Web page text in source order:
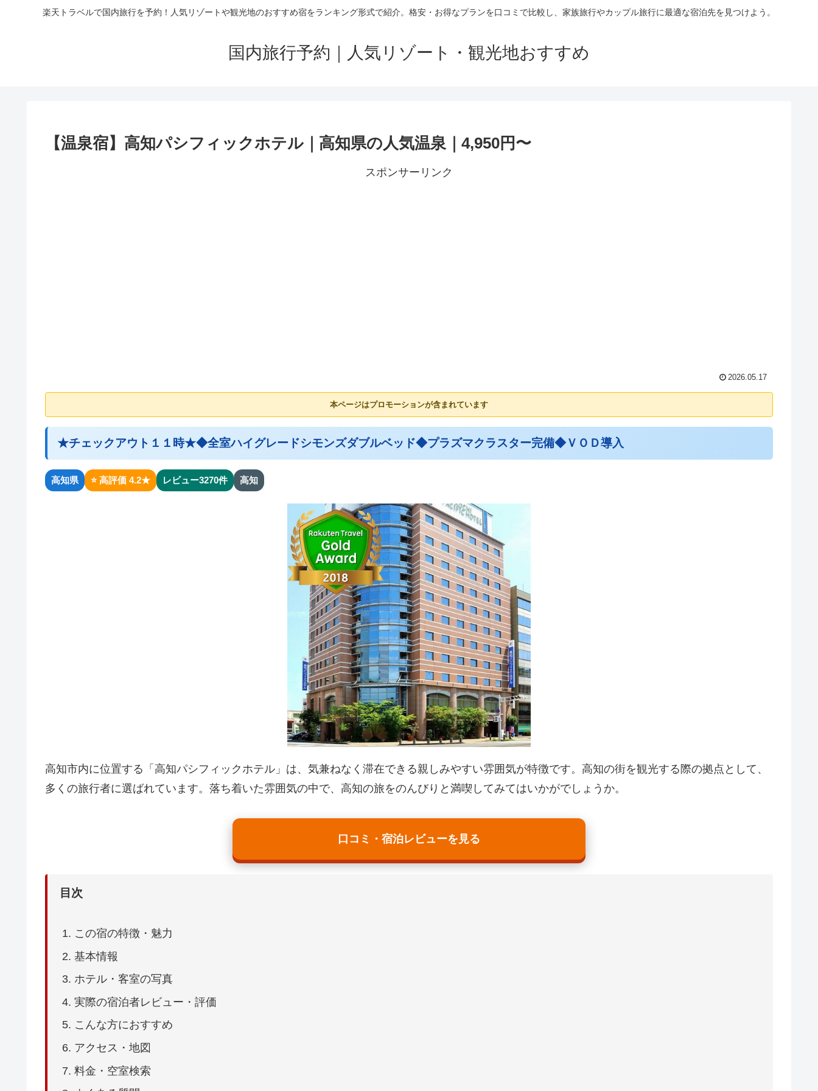
楽天トラベルで国内旅行を予約！人気リゾートや観光地のおすすめ宿をランキング形式で紹介。格安・お得なプランを口コミで比較し、家族旅行やカップル旅行に最適な宿泊先を見つけよう。
国内旅行予約｜人気リゾート・観光地おすすめ
【温泉宿】高知パシフィックホテル｜高知県の人気温泉｜4,950円〜
スポンサーリンク
2026.05.17
本ページはプロモーションが含まれています
★チェックアウト１１時★◆全室ハイグレードシモンズダブルベッド◆プラズマクラスター完備◆ＶＯＤ導入
高知県 ⭐ 高評価 4.2★ レビュー3270件 高知
高知市内に位置する「高知パシフィックホテル」は、気兼ねなく滞在できる親しみやすい雰囲気が特徴です。高知の街を観光する際の拠点として、
多くの旅行者に選ばれています。落ち着いた雰囲気の中で、高知の旅をのんびりと満喫してみてはいかがでしょうか。
口コミ・宿泊レビューを見る
目次
この宿の特徴・魅力
基本情報
ホテル・客室の写真
実際の宿泊者レビュー・評価
こんな方におすすめ
アクセス・地図
料金・空室検索